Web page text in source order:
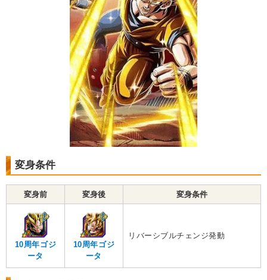
変身条件
変身前 変身後 変身条件
10周年ゴジ
ータ
10周年ゴジ
ータ
リバーシブルチェンジ発動